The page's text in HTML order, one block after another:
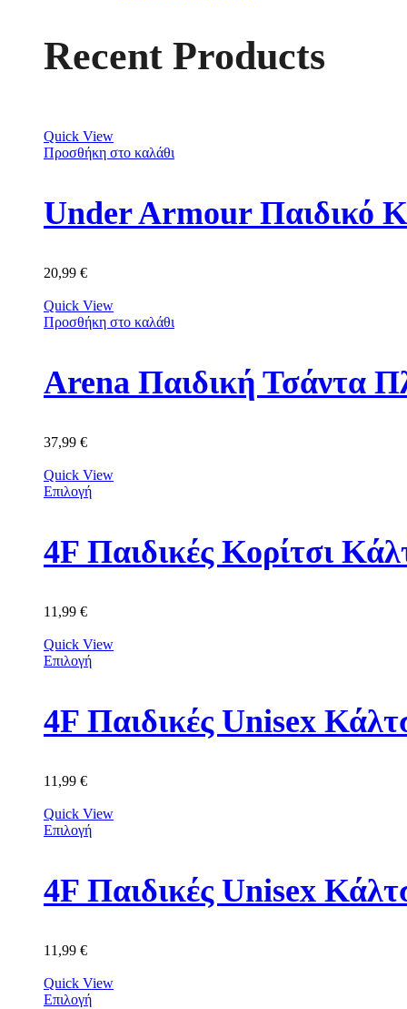
Recent Products
Quick View
Προσθήκη στο καλάθι
Under Armour Παιδικό
20,99 €
Quick View
Προσθήκη στο καλάθι
Arena Παιδική Τσάντα
37,99 €
Quick View
Επιλογή
11,99 €
Quick View
Επιλογή
11,99 €
Quick View
Επιλογή
4F Παιδικές Unisex
11,99 €
Quick View
Επιλογή